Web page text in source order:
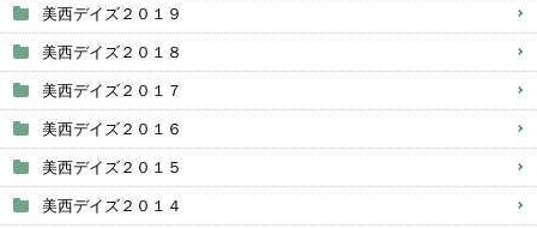
美西デイズ２０１９
美西デイズ２０１８
美西デイズ２０１７
美西デイズ２０１６
美西デイズ２０１５
美西デイズ２０１４